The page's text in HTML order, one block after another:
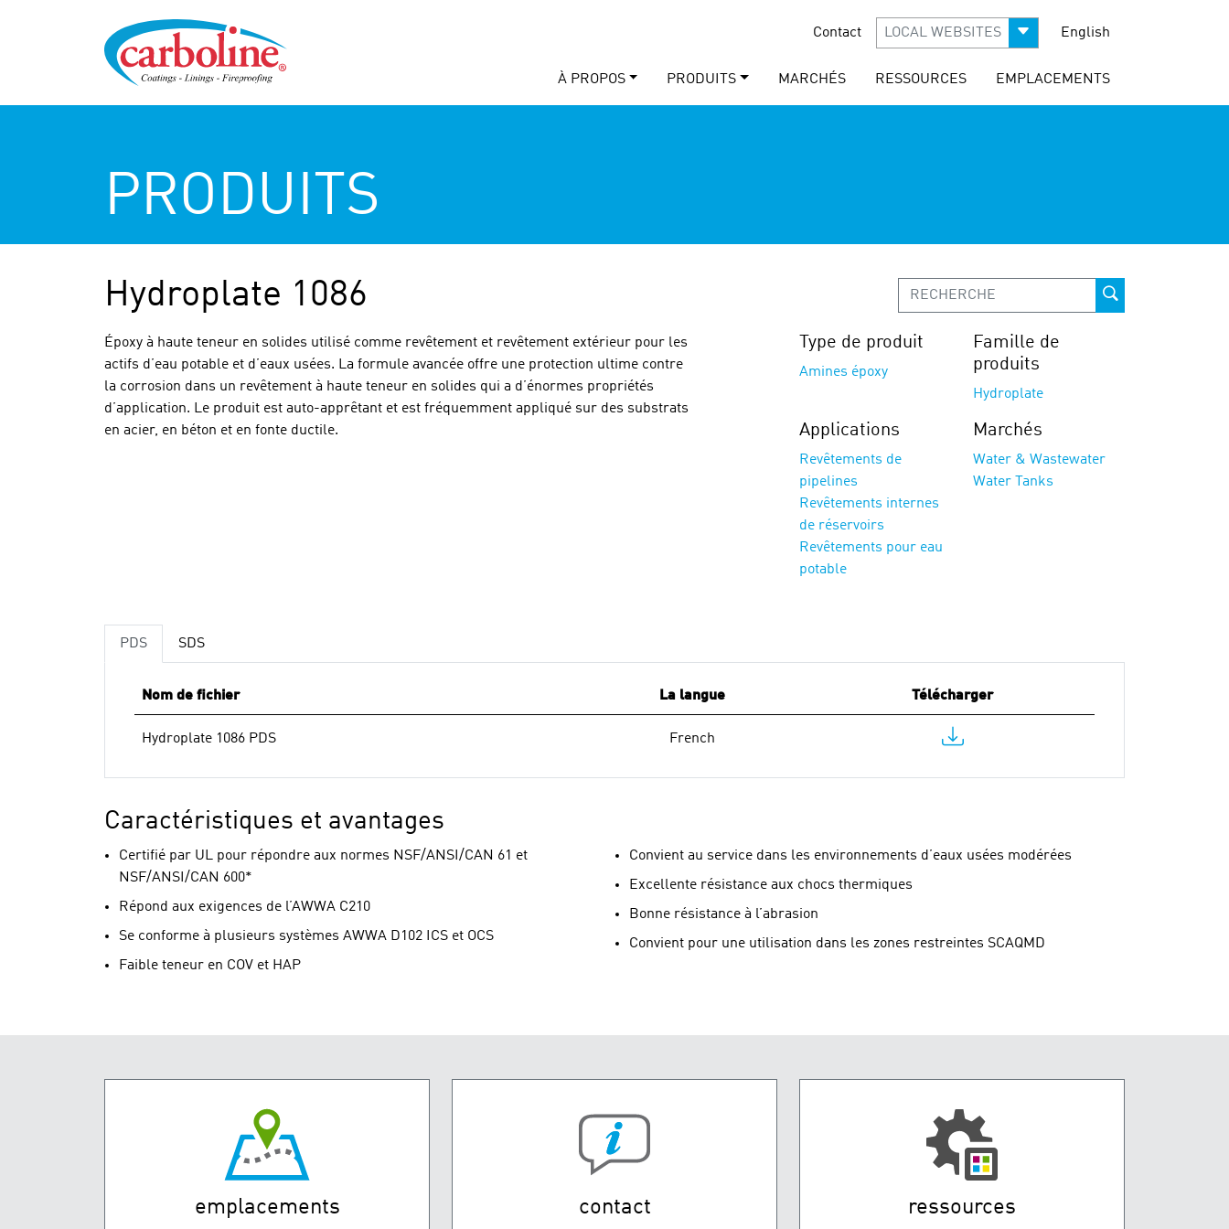
Contact LOCAL WEBSITES English
À PROPOS PRODUITS MARCHÉS RESSOURCES EMPLACEMENTS
PRODUITS
Hydroplate 1086
Époxy à haute teneur en solides utilisé comme revêtement et revêtement extérieur pour les
actifs d’eau potable et d’eaux usées. La formule avancée offre une protection ultime contre
la corrosion dans un revêtement à haute teneur en solides qui a d’énormes propriétés
d’application. Le produit est auto-apprêtant et est fréquemment appliqué sur des substrats
en acier, en béton et en fonte ductile.
Type de produit
Amines époxy
Famille de
produits
Hydroplate
Applications
Revêtements de
pipelines
Revêtements internes
de réservoirs
Revêtements pour eau
potable
Marchés
Water & Wastewater
Water Tanks
PDS SDS
Nom de fichier La langue Télécharger
Hydroplate 1086 PDS French
Caractéristiques et avantages
Certifié par UL pour répondre aux normes NSF/ANSI/CAN 61 et
NSF/ANSI/CAN 600*
Répond aux exigences de l’AWWA C210
Se conforme à plusieurs systèmes AWWA D102 ICS et OCS
Faible teneur en COV et HAP
Convient au service dans les environnements d’eaux usées modérées
Excellente résistance aux chocs thermiques
Bonne résistance à l’abrasion
Convient pour une utilisation dans les zones restreintes SCAQMD
emplacements contact ressources